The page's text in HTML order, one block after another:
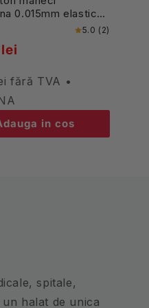
0.015mm elastic
alb
5.0 (2)
fără TVA •
in cos
spitale,
halat de unica